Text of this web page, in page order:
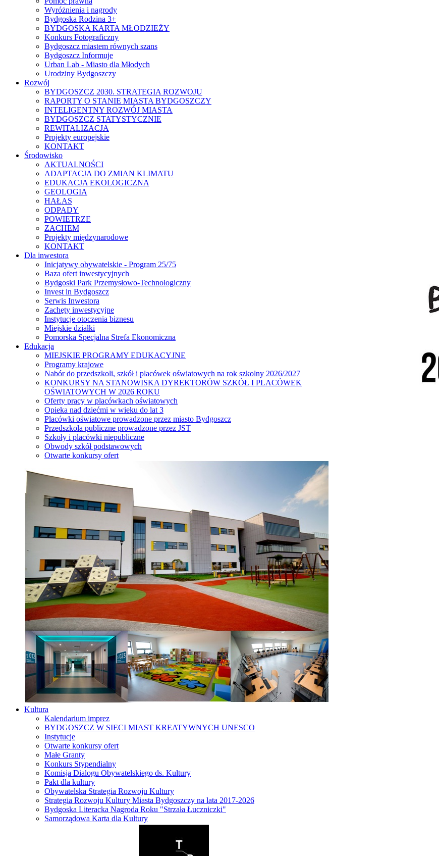
Wyróżnienia i nagrody
Bydgoska Rodzina 3+
BYDGOSKA KARTA MŁODZIEŻY
Konkurs Fotograficzny
Bydgoszcz miastem równych szans
Bydgoszcz Informuje
Urban Lab - Miasto dla Młodych
Urodziny Bydgoszczy
Rozwój
BYDGOSZCZ 2030. STRATEGIA ROZWOJU
RAPORTY O STANIE MIASTA BYDGOSZCZY
INTELIGENTNY ROZWÓJ MIASTA
BYDGOSZCZ STATYSTYCZNIE
REWITALIZACJA
Projekty europejskie
KONTAKT
Środowisko
AKTUALNOŚCI
ADAPTACJA DO ZMIAN KLIMATU
EDUKACJA EKOLOGICZNA
GEOLOGIA
HAŁAS
ODPADY
POWIETRZE
ZACHEM
Projekty międzynarodowe
KONTAKT
Dla inwestora
Inicjatywy obywatelskie - Program 25/75
Baza ofert inwestycyjnych
Bydgoski Park Przemysłowo-Technologiczny
Invest in Bydgoszcz
Serwis Inwestora
Zachęty inwestycyjne
Instytucje otoczenia biznesu
Miejskie działki
Pomorska Specjalna Strefa Ekonomiczna
Edukacja
MIEJSKIE PROGRAMY EDUKACYJNE
Programy krajowe
Nabór do przedszkoli, szkół i placówek oświatowych na rok szkolny 2026/2027
KONKURSY NA STANOWISKA DYREKTORÓW SZKÓŁ I PLACÓWEK
OŚWIATOWYCH W 2026 ROKU
Oferty pracy w placówkach oświatowych
Opieka nad dziećmi w wieku do lat 3
Placówki oświatowe prowadzone przez miasto Bydgoszcz
Przedszkola publiczne prowadzone przez JST
Szkoły i placówki niepubliczne
Obwody szkół podstawowych
Otwarte konkursy ofert
Kultura
Kalendarium imprez
BYDGOSZCZ W SIECI MIAST KREATYWNYCH UNESCO
Instytucje
Otwarte konkursy ofert
Małe Granty
Konkurs Stypendialny
Komisja Dialogu Obywatelskiego ds. Kultury
Pakt dla kultury
Obywatelska Strategia Rozwoju Kultury
Strategia Rozwoju Kultury Miasta Bydgoszczy na lata 2017-2026
Bydgoska Literacka Nagroda Roku "Strzała Łuczniczki"
Samorządowa Karta dla Kultury